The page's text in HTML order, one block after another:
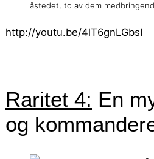
åstedet, to av dem
http://youtu.be/4lT6gnLGbsI
Raritet 4: En
og